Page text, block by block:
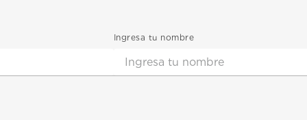
Ingresa tu nombre